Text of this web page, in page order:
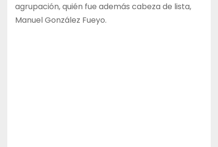
agrupación, quién fue además cabeza de lista,
Manuel González Fueyo.